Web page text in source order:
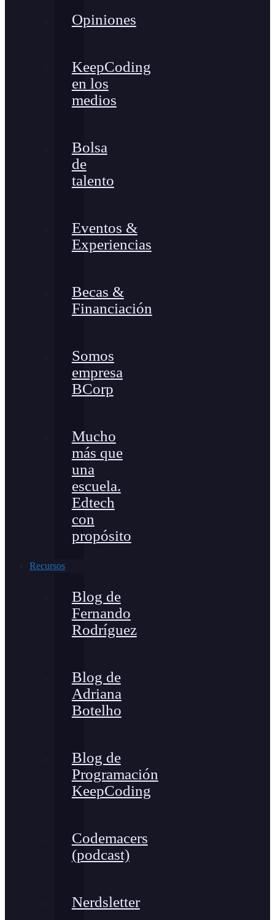
Opiniones
KeepCoding
en los
medios
Bolsa
de
talento
Eventos &
Experiencias
Becas &
Financiación
Somos
empresa
BCorp
Mucho
más que
una
escuela.
Edtech
con
propósito
Recursos
Blog de
Fernando
Rodríguez
Blog de
Adriana
Botelho
Blog de
Programación
KeepCoding
Codemacers
(podcast)
Nerdsletter